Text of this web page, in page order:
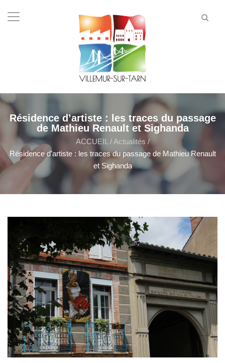
Résidence d’artiste : les traces du passage
de Mathieu Renault et Sighanda
ACCUEIL / Actualités /
Résidence d’artiste : les traces du passage de Mathieu Renault
et Sighanda